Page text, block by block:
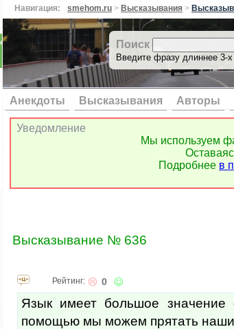
Навигация: smehom.ru > Высказывания >
Поиск
Введите фразу длиннее 3-
Анекдоты Высказывания Авторы
Уведомление
Мы используем
Подробнее в
Высказывание № 636
Рейтинг: 0
Язык имеет большое
помощью мы можем прятать